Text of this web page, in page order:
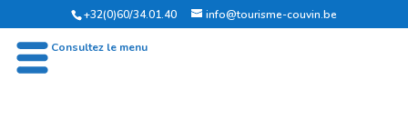
+32(0)60/34.01.40 info@tourisme-couvin.be
Consultez le menu
OFFICE DU TOURISME DE COUVIN